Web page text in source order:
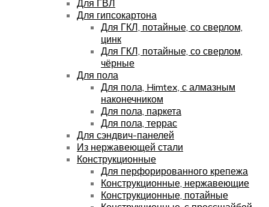
Для ГВЛ
Для гипсокартона
Для ГКЛ, потайные, со сверлом,
цинк
Для ГКЛ, потайные, со сверлом,
чёрные
Для пола
Для пола, Himtex, с алмазным
наконечником
Для пола, паркета
Для пола, террас
Для сэндвич-панелей
Из нержавеющей стали
Конструкционные
Для перфорированного крепежа
Конструкционные, нержавеющие
Конструкционные, потайные